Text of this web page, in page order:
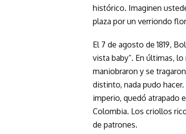
histórico. Imaginen
plaza por un verriondo
El 7 de agosto de 1819,
vista baby”. En últimas,
maniobraron y se
distinto, nada pudo
imperio, quedó atrapado
Colombia. Los criollos
de patrones.